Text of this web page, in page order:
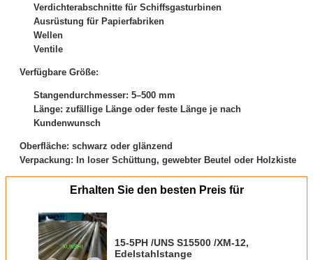
Verdichterabschnitte für Schiffsgasturbinen
Ausrüstung für Papierfabriken
Wellen
Ventile
Verfügbare Größe:
Stangendurchmesser: 5–500 mm
Länge: zufällige Länge oder feste Länge je nach
Kundenwunsch
Oberfläche: schwarz oder glänzend
Verpackung: In loser Schüttung, gewebter Beutel oder Holzkiste
Erhalten Sie den besten Preis für
15-5PH /UNS S15500 /XM-12,
Edelstahlstange